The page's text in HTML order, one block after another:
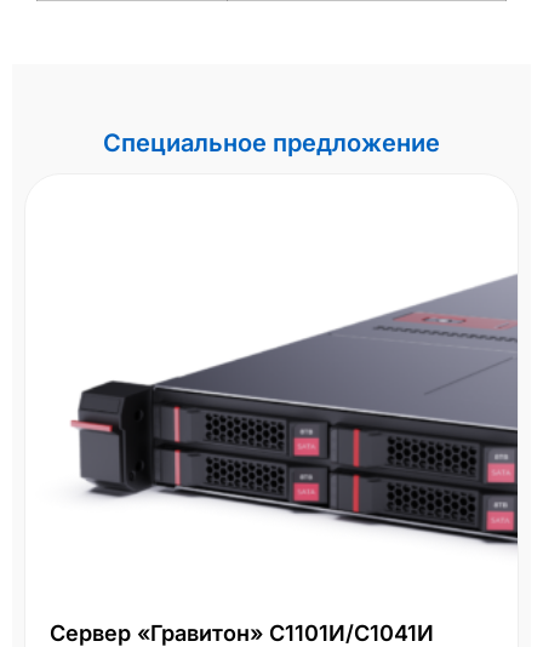
Специальное предложение
Сервер «Гравитон» С1101И/С1041И